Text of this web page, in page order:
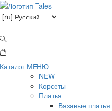
Каталог МЕНЮ
NEW
Корсеты
Платья
Вязаные платья